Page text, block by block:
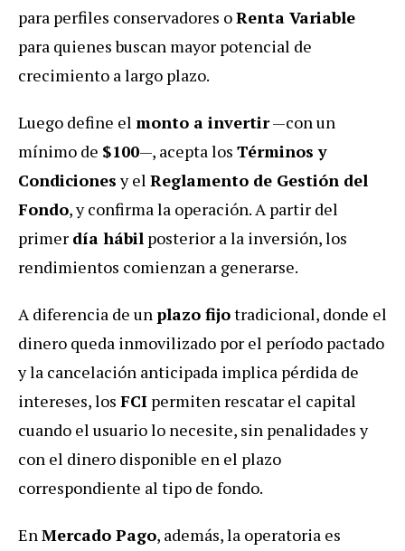
para perfiles conservadores oRenta Variable
para quienes buscan mayor potencial de
crecimiento a largo plazo.
Luego define el monto a invertir—con un
mínimo de $100—, acepta los Términos y
Condicionesy el Reglamento de Gestión del
Fondo, y confirma la operación. A partir del
primer día hábil posterior a la inversión, los
rendimientos comienzan a generarse.
A diferencia de unplazo fijotradicional, donde el
dinero queda inmovilizado por el período pactado
y la cancelación anticipada implica pérdida de
intereses, los FCI permiten rescatar el capital
cuando el usuario lo necesite, sin penalidades y
con el dinero disponible en el plazo
correspondiente al tipo de fondo.
EnMercado Pago, además, la operatoria es